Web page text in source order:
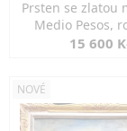
Prsten se zlatou
Medio Pesos,
15 600
NOVÉ